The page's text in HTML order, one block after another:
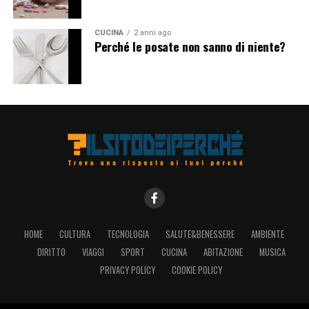
CUCINA 2 anni ago
Perché le posate non sanno di niente?
HOME CULTURA TECNOLOGIA SALUTE&BENESSERE
AMBIENTE
DIRITTO
VIAGGI SPORT CUCINA ABITAZIONE
MUSICA
PRIVACY POLICY
COOKIE POLICY